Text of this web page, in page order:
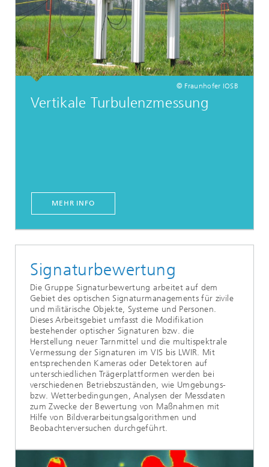
© Fraunhofer IOSB
Vertikale Turbulenzmessung
MEHR INFO
Signaturbewertung
Die Gruppe Signaturbewertung arbeitet auf dem
Gebiet des optischen Signaturmanagements für zivile
und militärische Objekte, Systeme und Personen.
Dieses Arbeitsgebiet umfasst die Modifikation
bestehender optischer Signaturen bzw. die
Herstellung neuer Tarnmittel und die multispektrale
Vermessung der Signaturen im VIS bis LWIR. Mit
entsprechenden Kameras oder Detektoren auf
unterschiedlichen Trägerplattformen werden bei
verschiedenen Betriebszuständen, wie Umgebungs-
bzw. Wetterbedingungen, Analysen der Messdaten
zum Zwecke der Bewertung von Maßnahmen mit
Hilfe von Bildverarbeitungsalgorithmen und
Beobachterversuchen durchgeführt.